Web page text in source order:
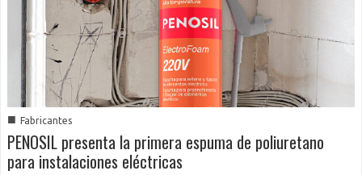
■ Fabricantes
PENOSIL presenta la primera espuma de poliuretano
para instalaciones eléctricas